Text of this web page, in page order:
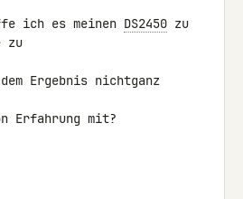
ich es meinen DS2450 zu
zu
Ergebnis nichtganz
Erfahrung mit?